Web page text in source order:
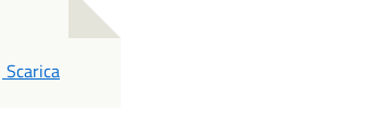
PDF
Scarica